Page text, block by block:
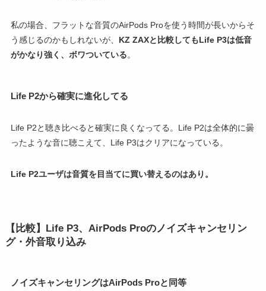
私の場合、フラットな音質のAirPods Proを使う時間が長いからそ
う感じるのかもしれないが、 KZ ZAXと比較してもLife P3は低音
がかなり強く、ボワついている。
Life P2から確実に進化してる
Life P2と聴き比べると確実に良くなってる。Life P2は全体的に曇
ったような音に聴こえて、Life P3はクリアになっている。
Life P2ユーザは音質を目当てに買い替えるのはあり。
【比較】Life P3、AirPods Proのノイズキャンセリン
グ・外音取り込み
ノイズキャンセリングはAirPods Proと同等